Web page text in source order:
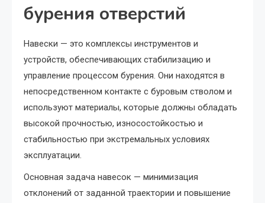
бурения отверстий
Навески — это комплексы инструментов и
устройств, обеспечивающих стабилизацию и
управление процессом бурения. Они находятся в
непосредственном контакте с буровым стволом и
используют материалы, которые должны обладать
высокой прочностью, износостойкостью и
стабильностью при экстремальных условиях
эксплуатации.
Основная задача навесок — минимизация
отклонений от заданной траектории и повышение